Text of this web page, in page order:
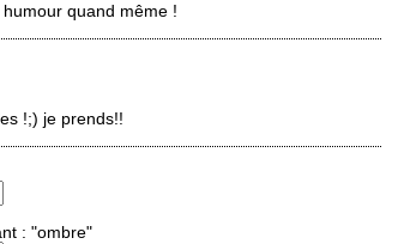
quand même !
!;) je prends!!
: "ombre"